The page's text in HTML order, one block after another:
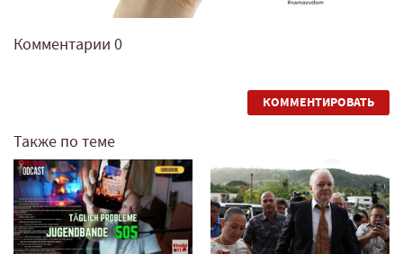
Комментарии 0
КОММЕНТИРОВАТЬ
Также по теме